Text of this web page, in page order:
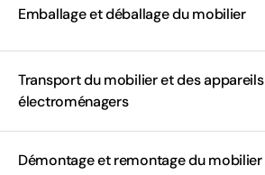
Emballage et déballage du mobilier
Transport du mobilier et des appareils
électroménagers
Démontage et remontage du mobilier